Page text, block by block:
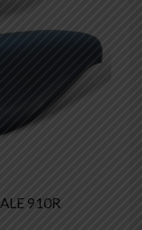
910R